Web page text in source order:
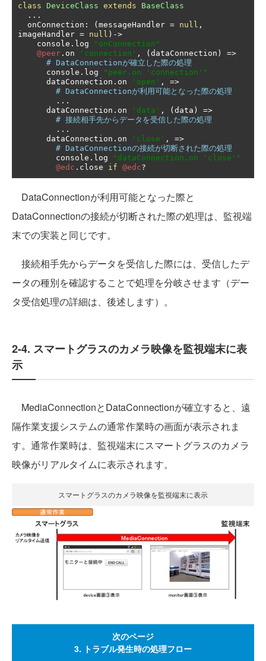
class DeviceClass extends
BaseClass
...
  onConnection
: ( messageHandler = null ,
imageHandler = null )->
    console
. log
"onConnection"
@peer . on 'connection' , ( dataConnection )
=>
# DataConnectionが確立した際の処理
      console
. log
"peer.on 'connection'"
      dataConnection
. on 'open' ,
=>
# DataConnectionが利用可能となった際の処理
...
      dataConnection
. on 'data' , ( data )
=>
# 接続相手先からデータを受信した際の処理
...
      dataConnection
. on 'close' ,
=>
# DataConnectionの接続が切断された際の処理
        console
. log
"dataConnection.on 'close'"
@edc . close if @edc?
DataConnectionが利用可能となった際と
DataConnectionの接続が切断された際の処理は、監視端
末での実装と同じです。
接続相手先からデータを受信した際には、受信したデ
ータの種別を確認することで処理を分岐させます（デー
タ受信処理の詳細は、後述します）。
2-4. スマートグラスのカメラ映像を監視端末に表
示
MediaConnectionとDataConnectionが確立すると、遠
隔作業支援システムの通常作業時の画面が表示されま
す。通常作業時は、監視端末にスマートグラスのカメラ
映像がリアルタイムに表示されます。
スマートグラスのカメラ映像を監視端末に表示
次のページ
3. トラブル発生時の処理フロー